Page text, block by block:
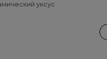
уксус